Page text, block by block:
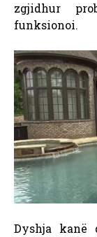
zgjidhur
funksionoi.
Dyshja kanë